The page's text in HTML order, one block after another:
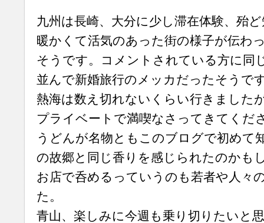
九州は長崎、大分に少し滞在体験、殆
暖かくて活気のあった街の様子が伝わ
そうです。コメントされている方に同
並んで新婚旅行のメッカだったそうで
熱海は数え切れないくらい行きました
プライベートで満喫なさってきてくだ
うどんが名物ともこのブログで初めて
の故郷と同じ香りを感じられたのかも
お店で呑めるっていうのも若者や人々
た。
青山、楽しみに今週も乗り切りたいと